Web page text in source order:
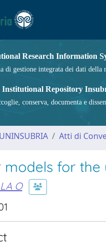
Research Information
di gestione integrata dei dati
Repository
conserva, documenta e
Atti di
models for
O